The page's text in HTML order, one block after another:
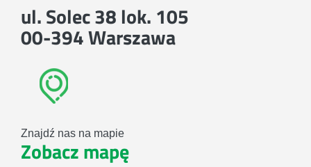
ul. Solec 38 lok. 105
00-394 Warszawa
Znajdź nas na mapie
Zobacz mapę